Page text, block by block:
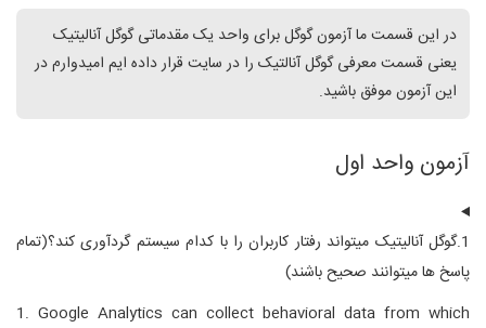
در این قسمت ما آزمون گوگل برای واحد یک مقدماتی گوگل آنالیتیک
یعنی قسمت معرفی گوگل آنالتیک را در سایت قرار داده ایم امیدوارم در
این آزمون موفق باشید.
آزمون واحد اول
1.گوگل آنالیتیک میتواند رفتار کاربران را با کدام سیستم گردآوری کند؟(تمام
پاسخ ها میتوانند صحیح باشند)
1. Google Analytics can collect behavioral data from which